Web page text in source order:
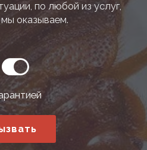
по любой из услуг,
оказываем.